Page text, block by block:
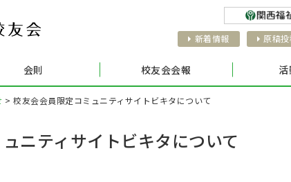
新着情報 原稿
会則 校友会会報
> 校友会会員限定コミュニティサイトビキタについて
ニティサイトビキタについて